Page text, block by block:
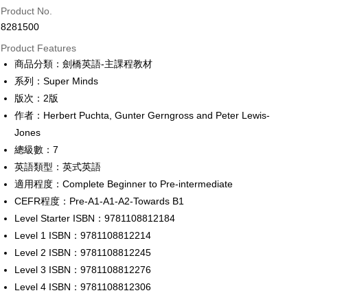
Credit Card (Full Payment)
Convenience Store Pickup and Pay
Apple Pay
Google Pay
Shipping Method
全家取貨付款
付款後全家取貨
NT$60/order
NT$60/order
Product No.
8281500
Product Features
商品分類：劍橋英語-主課程教材
系列：Super Minds
版次：2版
作者：Herbert Puchta, Gunter Gerngross and Peter Lewis-
Jones
總級數：7
英語類型：英式英語
適用程度：Complete Beginner to Pre-intermediate
CEFR程度：Pre-A1-A1-A2-Towards B1
Level Starter ISBN：9781108812184
Level 1 ISBN：9781108812214
Level 2 ISBN：9781108812245
Level 3 ISBN：9781108812276
Level 4 ISBN：9781108812306